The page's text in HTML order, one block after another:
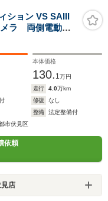
ション VS SAIII
ラ 両側電動ス
オートマチッ
ドランプ アイ
本体価格
130. 1万円
走行 4.0万km
修復
なし
整備
法定整備付
市伏見区
依頼
店